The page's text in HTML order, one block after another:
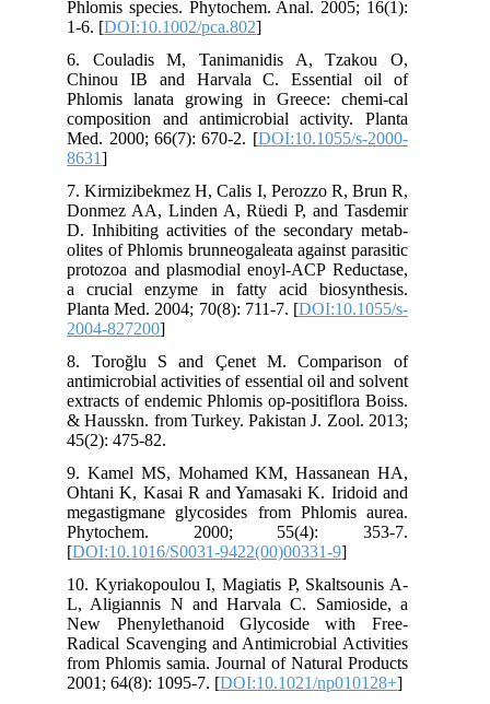
Phlomis species. Phytochem. Anal. 2005; 16(1):
1-6. [DOI:10.1002/pca.802
6. Couladis M, Tanimanidis A, Tzakou O,
Chinou IB and Harvala C. Essential oil of
Phlomis lanata growing in Greece: chemi-cal
composition and antimicrobial activity. Planta
Med. 2000; 66(7): 670-2. [DOI:10.1055/s-2000-
8631
7. Kirmizibekmez H, Calis I, Perozzo R, Brun R,
Donmez AA, Linden A, Rüedi P, and Tasdemir
D. Inhibiting activities of the secondary metab-
olites of Phlomis brunneogaleata against parasitic
protozoa and plasmodial enoyl-ACP Reductase,
a crucial enzyme in fatty acid biosynthesis.
Planta Med. 2004; 70(8): 711-7. [DOI:10.1055/s-
2004-827200
8. Toroğlu S and Çenet M. Comparison of
antimicrobial activities of essential oil and solvent
extracts of endemic Phlomis op-positiflora Boiss.
& Hausskn. from Turkey. Pakistan J. Zool. 2013;
45(2): 475-82.
9. Kamel MS, Mohamed KM, Hassanean HA,
Ohtani K, Kasai R and Yamasaki K. Iridoid and
megastigmane glycosides from Phlomis aurea.
Phytochem. 2000; 55(4): 353-7.
[DOI:10.1016/S0031-9422(00)00331-9
10. Kyriakopoulou I, Magiatis P, Skaltsounis A-
L, Aligiannis N and Harvala C. Samioside, a
New Phenylethanoid Glycoside with Free-
Radical Scavenging and Antimicrobial Activities
from Phlomis samia. Journal of Natural Products
2001; 64(8): 1095-7. [DOI:10.1021/np010128+